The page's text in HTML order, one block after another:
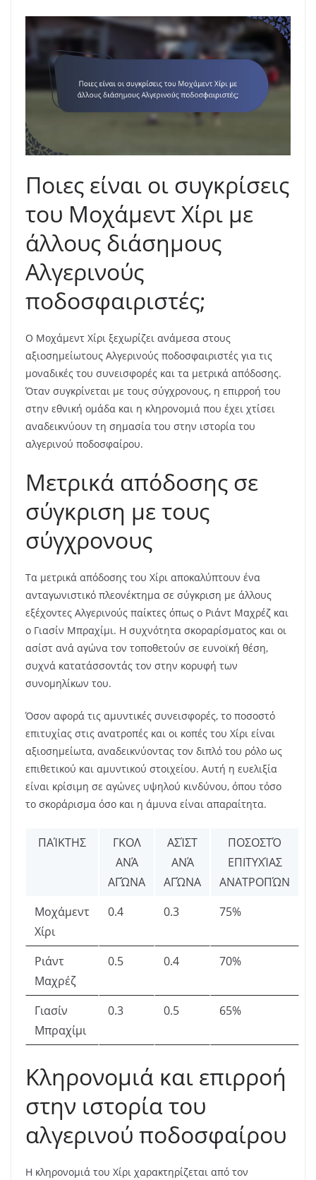
Ποιες είναι οι συγκρίσεις
του Μοχάμεντ Χίρι με
άλλους διάσημους
Αλγερινούς
ποδοσφαιριστές;
Ο Μοχάμεντ Χίρι ξεχωρίζει ανάμεσα στους
αξιοσημείωτους Αλγερινούς ποδοσφαιριστές για τις
μοναδικές του συνεισφορές και τα μετρικά απόδοσης.
Όταν συγκρίνεται με τους σύγχρονους, η επιρροή του
στην εθνική ομάδα και η κληρονομιά που έχει χτίσει
αναδεικνύουν τη σημασία του στην ιστορία του
αλγερινού ποδοσφαίρου.
Μετρικά απόδοσης σε
σύγκριση με τους
σύγχρονους
Τα μετρικά απόδοσης του Χίρι αποκαλύπτουν ένα
ανταγωνιστικό πλεονέκτημα σε σύγκριση με άλλους
εξέχοντες Αλγερινούς παίκτες όπως ο Ριάντ Μαχρέζ και
ο Γιασίν Μπραχίμι. Η συχνότητα σκοραρίσματος και οι
ασίστ ανά αγώνα τον τοποθετούν σε ευνοϊκή θέση,
συχνά κατατάσσοντάς τον στην κορυφή των
συνομηλίκων του.
Όσον αφορά τις αμυντικές συνεισφορές, το ποσοστό
επιτυχίας στις ανατροπές και οι κοπές του Χίρι είναι
αξιοσημείωτα, αναδεικνύοντας τον διπλό του ρόλο ως
επιθετικού και αμυντικού στοιχείου. Αυτή η ευελιξία
είναι κρίσιμη σε αγώνες υψηλού κινδύνου, όπου τόσο
το σκοράρισμα όσο και η άμυνα είναι απαραίτητα.
ΠΑΊΚΤΗΣ
ΓΚΟΛ
ΑΝΆ
ΑΓΏΝΑ
ΑΣΊΣΤ
ΑΝΆ
ΑΓΏΝΑ
ΠΟΣΟΣΤΌ
ΕΠΙΤΥΧΊΑΣ
ΑΝΑΤΡΟΠΏΝ
Μοχάμεντ
Χίρι
0.4 0.3 75%
Ριάντ
Μαχρέζ
0.5 0.4 70%
Γιασίν
Μπραχίμι
0.3 0.5 65%
Κληρονομιά και επιρροή
στην ιστορία του
αλγερινού ποδοσφαίρου
Η κληρονομιά του Χίρι χαρακτηρίζεται από τον